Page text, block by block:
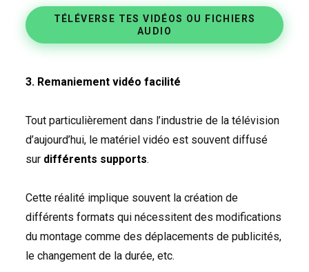
TÉLÉVERSE TES VIDÉOS OU FICHIERS
AUDIO
3. Remaniement vidéo facilité
Tout particulièrement dans l’industrie de la télévision
d’aujourd’hui, le matériel vidéo est souvent diffusé
sur différents supports.
Cette réalité implique souvent la création de
différents formats qui nécessitent des modifications
du montage comme des déplacements de publicités,
le changement de la durée, etc.